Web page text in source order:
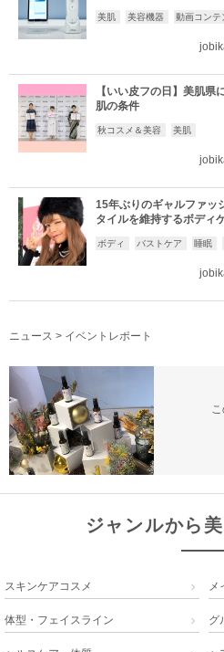
美肌 美容機器 動画コンテ
【いい皮フの日】美肌
肌の条件
秋コスメ＆美容 美肌
15年ぶりのギャルファッ
タイルを維持するボディ
ボディ バストケア 睡眠
ニュース > イベントレポート
ジャンルから
スキンケアコスメ  メ
体型・フェイスライン  グ